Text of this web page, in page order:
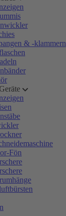
& -klammern
Fön